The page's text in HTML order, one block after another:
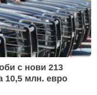
с нови 213
10,5 млн. евро